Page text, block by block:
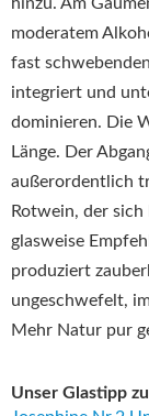
moderatem
fast
integriert und
dominieren. Die
Länge. Der
außerordentlich
Rotwein, der
glasweise
produziert
ungeschwefelt,
Mehr Natur pur
Unser Glastipp